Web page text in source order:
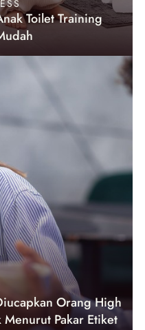
Toilet Training
Orang High
Menurut Pakar Etiket